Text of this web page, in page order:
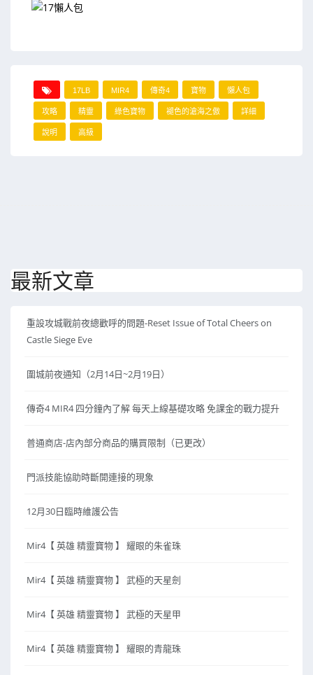
17LB MIR4 傳奇4 寶物 懶人包
攻略 精靈 綠色寶物 褪色的滄海之傲 詳細
說明 高級
最新文章
重設攻城戰前夜總歡呼的問題-Reset Issue of Total Cheers on
Castle Siege Eve
圍城前夜通知（2月14日~2月19日）
傳奇4 MIR4 四分鐘內了解 每天上線基礎攻略 免課金的戰力提升
普通商店-店內部分商品的購買限制（已更改）
門派技能協助時斷開連接的現象
12月30日臨時維護公告
Mir4【 英雄 精靈寶物 】 耀眼的朱雀珠
Mir4【 英雄 精靈寶物 】 武極的天星劍
Mir4【 英雄 精靈寶物 】 武極的天星甲
Mir4【 英雄 精靈寶物 】 耀眼的青龍珠